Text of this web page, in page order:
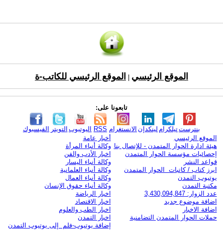
الموقع الرئيسي الموقع الرئيسي للكاتب-ة
تابعونا على:
الفيسبوك التويتر اليوتيوب RSS الانستغرام لينكدإن تيلكرامبنترست
الموقع الرئيسي
هيئة ادارة الحوار المتمدن - للإتصال بنا
إحصائيات مؤسسة الحوار المتمدن
قواعد النشر
ابرز كتاب / كاتبات الحوار المتمدن
يوتيوب التمدن
مكتبة التمدن
عدد الزوار: 3,430,094,847
اضافة موضوع جديد
اضافة الاخبار
حملات الحوار المتمدن التضامنية
أخبار عامة
وكالة أنباء المرأة
اخبار الأدب والفن
وكالة أنباء اليسار
وكالة أنباء العلمانية
وكالة أنباء العمال
وكالة أنباء حقوق الإنسان
اخبار الرياضة
اخبار الاقتصاد
اخبار الطب والعلوم
اخبار التمدن
إضافة يوتيوب-فلم إلى يوتيوب التمدن